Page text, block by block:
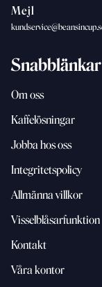
Mejl
Snabblänkar
Om oss
Kaffelösningar
Jobba hos oss
Integritetspolicy
Allmänna villkor
Visselblåsarfunktion
Kontakt
Våra kontor